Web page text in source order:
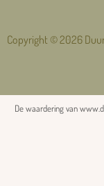
Copyright © 2026
De waardering van